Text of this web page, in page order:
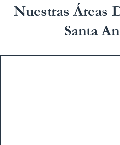
Nuestras Áreas
Santa